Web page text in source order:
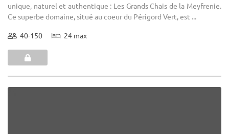
unique, naturel et authentique : Les Grands Chais de la Meyfrenie.
Ce superbe domaine, situé au coeur du Périgord Vert, est ...
40-150 24 max